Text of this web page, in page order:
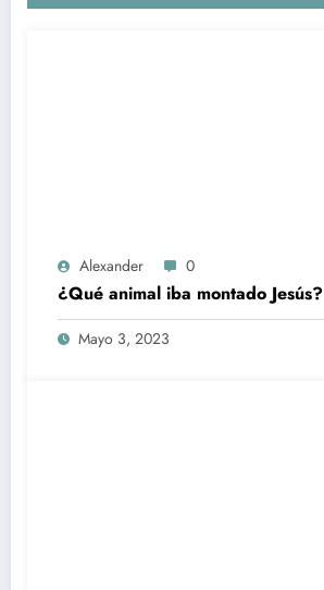
Alexander 0
¿Qué animal iba montado Jesús?
Mayo 3, 2023